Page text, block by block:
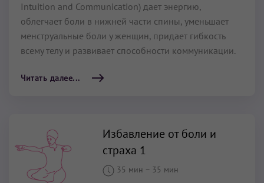
Intuition and Communication) дает энергию,
облегчает боли в нижней части спины, уменьшает
менструальные боли у женщин, придает гибкость
всему телу и развивает способности коммуникации.
Читать далее...
Избавление от боли и
страха 1
35 мин – 35 мин